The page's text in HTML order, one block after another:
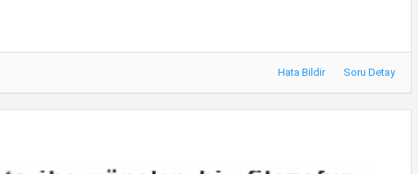
Hata Bildir Soru Detay